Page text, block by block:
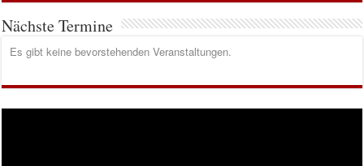
Nächste Termine
Es gibt keine bevorstehenden Veranstaltungen.